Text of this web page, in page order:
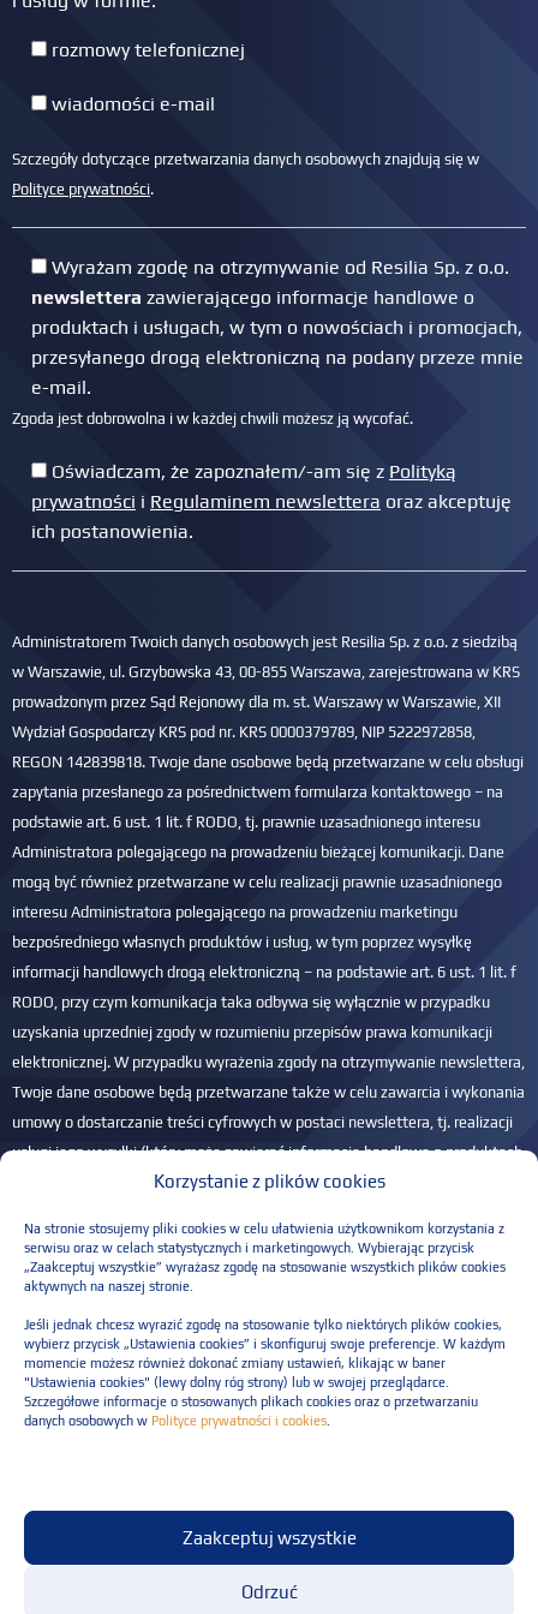
Korzystanie z plików cookies
Na stronie stosujemy pliki cookies w celu ułatwienia użytkownikom korzystania z
serwisu oraz w celach statystycznych i marketingowych. Wybierając przycisk
„Zaakceptuj wszystkie” wyrażasz zgodę na stosowanie wszystkich plików cookies
aktywnych na naszej stronie.
Jeśli jednak chcesz wyrazić zgodę na stosowanie tylko niektórych plików cookies,
wybierz przycisk „Ustawienia cookies” i skonfiguruj swoje preferencje. W każdym
momencie możesz również dokonać zmiany ustawień, klikając w baner
"Ustawienia cookies" (lewy dolny róg strony) lub w swojej przeglądarce.
Szczegółowe informacje o stosowanych plikach cookies oraz o przetwarzaniu
danych osobowych w Polityce prywatności i cookies
Zaakceptuj wszystkie
Odrzuć
Audyt bezpieczeństwa
teleinformatycznego
osobowych
rozmowy telefonicznej
wiadomości e-mail
Szczegóły dotyczące przetwarzania danych osobowych znajdują się w
Polityce prywatności.
Wyrażam zgodę na otrzymywanie od Resilia Sp. z o.o.
newslettera zawierającego informacje handlowe o
produktach i usługach, w tym o nowościach i promocjach,
przesyłanego drogą elektroniczną na podany przeze mnie
e-mail.
Zgoda jest dobrowolna i w każdej chwili możesz ją wycofać.
Oświadczam, że zapoznałem/-am się z Polityką
prywatności i Regulaminem newslettera oraz akceptuję
ich postanowienia.
Administratorem Twoich danych osobowych jest Resilia Sp. z o.o. z siedzibą
w Warszawie, ul. Grzybowska 43, 00-855 Warszawa, zarejestrowana w KRS
prowadzonym przez Sąd Rejonowy dla m. st. Warszawy w Warszawie, XII
Wydział Gospodarczy KRS pod nr. KRS 0000379789, NIP 5222972858,
REGON 142839818. Twoje dane osobowe będą przetwarzane w celu obsługi
zapytania przesłanego za pośrednictwem formularza kontaktowego – na
podstawie art. 6 ust. 1 lit. f RODO, tj. prawnie uzasadnionego interesu
Administratora polegającego na prowadzeniu bieżącej komunikacji. Dane
mogą być również przetwarzane w celu realizacji prawnie uzasadnionego
interesu Administratora polegającego na prowadzeniu marketingu
bezpośredniego własnych produktów i usług, w tym poprzez wysyłkę
informacji handlowych drogą elektroniczną – na podstawie art. 6 ust. 1 lit. f
RODO, przy czym komunikacja taka odbywa się wyłącznie w przypadku
uzyskania uprzedniej zgody w rozumieniu przepisów prawa komunikacji
elektronicznej. W przypadku wyrażenia zgody na otrzymywanie newslettera,
Twoje dane osobowe będą przetwarzane także w celu zawarcia i wykonania
umowy o dostarczanie treści cyfrowych w postaci newslettera, tj. realizacji
usługi jego wysyłki (który może zawierać informacje handlowe o produktach
i usługach Administratora) na podany adres e-mail – na podstawie art. 6 ust.
sprostowania, usunięcia, ograniczenia przetwarzania, przenoszenia danych
oraz wniesienia sprzeciwu. Masz również prawo do wniesienia skargi do
Więcej informacji wPolityce prywatności.
Please leave this field empty.
Regulaminu świadczenia usług
© Resilia Sp. z o.o. Wszelkie prawa zastrzeżone